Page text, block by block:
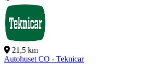
21,5 km
Autohuset CO - Teknicar